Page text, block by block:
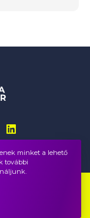
minket a lehető
további